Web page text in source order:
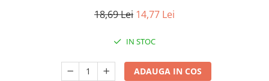
Publicistica / Reportaje / Interviuri
18,69 Lei 14,77 Lei
IN STOC
ADAUGA IN COS